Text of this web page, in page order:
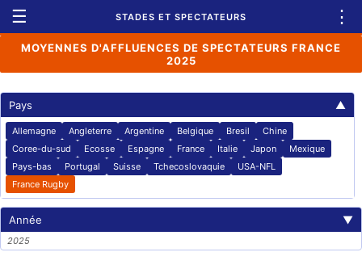
☰ STADES ET SPECTATEURS ⋮
MOYENNES D'AFFLUENCES DE SPECTATEURS FRANCE
2025
Pays ▲
Allemagne Angleterre Argentine Belgique Bresil
Chine
Coree-du-sud
Ecosse Espagne France Italie Japon
Mexique
Pays-bas
Portugal Suisse Tchecoslovaquie
USA-NFL
France Rugby
Année ▼
2025